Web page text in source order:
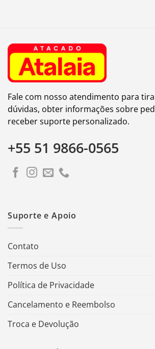
Fale com nosso atendimento para
dúvidas, obter informações sobre
receber suporte personalizado.
+55 51 9866-0565
Suporte e Apoio
Contato
Termos de Uso
Política de Privacidade
Cancelamento e Reembolso
Troca e Devolução